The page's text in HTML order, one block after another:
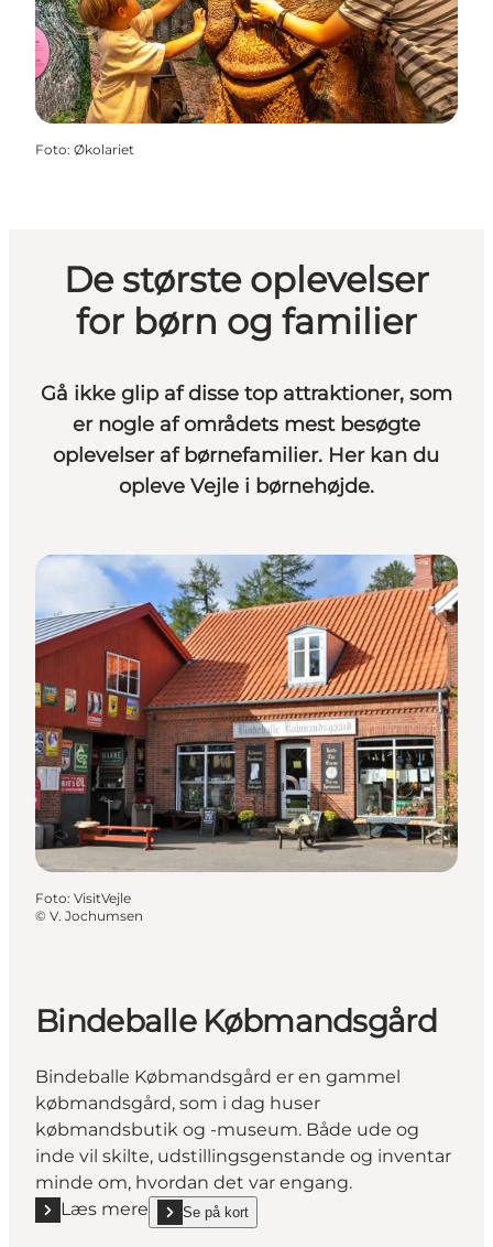
Foto: Økolariet
De største oplevelser
for børn og familier
Gå ikke glip af disse top attraktioner, som
er nogle af områdets mest besøgte
oplevelser af børnefamilier. Her kan du
opleve Vejle i børnehøjde.
Foto: VisitVejle
© V. Jochumsen
Bindeballe Købmandsgård
Bindeballe Købmandsgård er en gammel
købmandsgård, som i dag huser
købmandsbutik og -museum. Både ude og
inde vil skilte, udstillingsgenstande og inventar
minde om, hvordan det var engang.
Læs mere
Læs mere "Bindeballe Købmandsgård"
Se på kort
show Bindeballe Købmandsgård on_map